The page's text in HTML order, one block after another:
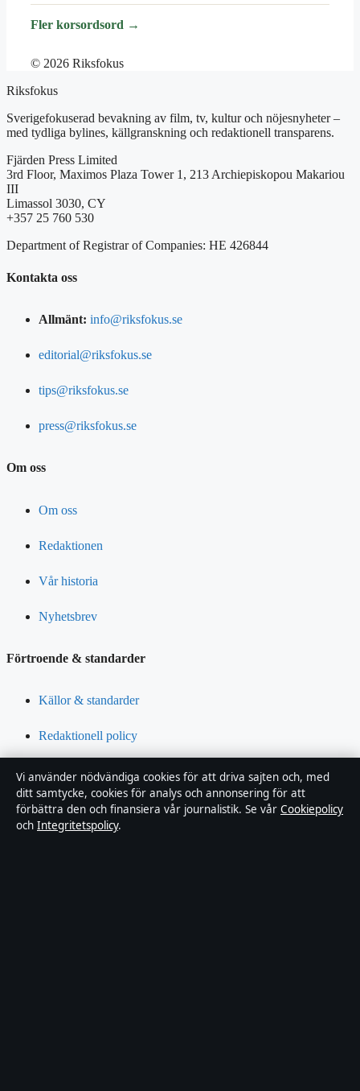
Fler korsordsord →
© 2026 Riksfokus
Riksfokus
Sverigefokuserad bevakning av film, tv, kultur och nöjesnyheter –
med tydliga bylines, källgranskning och redaktionell transparens.
Fjärden Press Limited
3rd Floor, Maximos Plaza Tower 1, 213 Archiepiskopou Makariou
III
Limassol 3030, CY
+357 25 760 530
Department of Registrar of Companies: HE 426844
Kontakta oss
Allmänt: info@riksfokus.se
editorial@riksfokus.se
tips@riksfokus.se
press@riksfokus.se
Om oss
Om oss
Redaktionen
Vår historia
Nyhetsbrev
Förtroende & standarder
Källor & standarder
Redaktionell policy
Rättelsepolicy
Tillgänglighetsredogörelse
Vi använder nödvändiga cookies för att driva sajten och, med
ditt samtycke, cookies för analys och annonsering för att
förbättra den och finansiera vår journalistik. Se vår Cookiepolicy
och Integritetspolicy.